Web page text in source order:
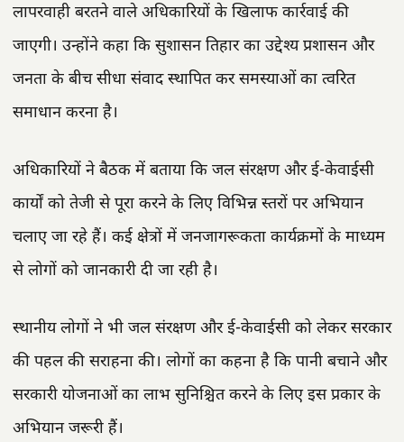
लापरवाही बरतने वाले अधिकारियों के खिलाफ कार्रवाई की
जाएगी। उन्होंने कहा कि सुशासन तिहार का उद्देश्य प्रशासन और
जनता के बीच सीधा संवाद स्थापित कर समस्याओं का त्वरित
समाधान करना है।
अधिकारियों ने बैठक में बताया कि जल संरक्षण और ई-केवाईसी
कार्यों को तेजी से पूरा करने के लिए विभिन्न स्तरों पर अभियान
चलाए जा रहे हैं। कई क्षेत्रों में जनजागरूकता कार्यक्रमों के माध्यम
से लोगों को जानकारी दी जा रही है।
स्थानीय लोगों ने भी जल संरक्षण और ई-केवाईसी को लेकर सरकार
की पहल की सराहना की। लोगों का कहना है कि पानी बचाने और
सरकारी योजनाओं का लाभ सुनिश्चित करने के लिए इस प्रकार के
अभियान जरूरी हैं।